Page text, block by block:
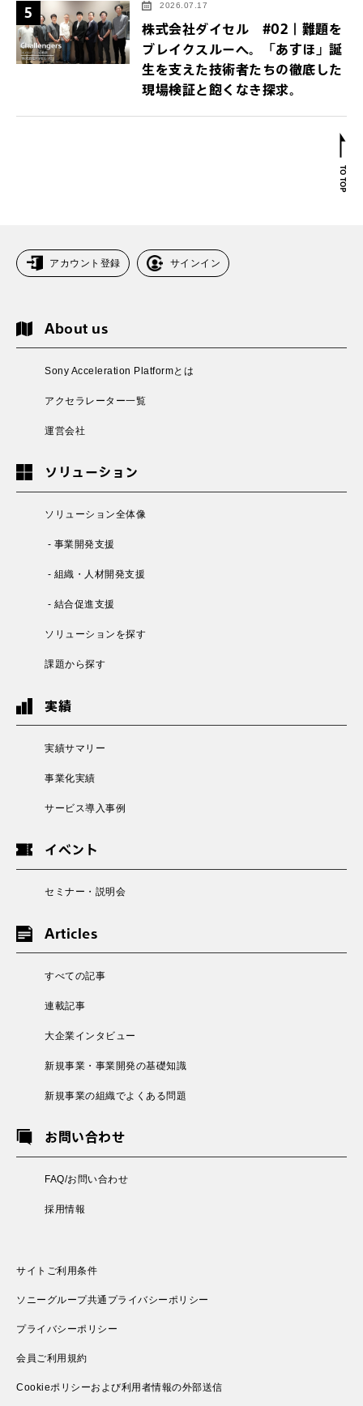
5 2026.07.17
株式会社ダイセル #02｜難題を
ブレイクスルーへ。「あすほ」誕
生を支えた技術者たちの徹底した
現場検証と飽くなき探求。
アカウント登録 サインイン
About us
Sony Acceleration Platformとは
アクセラレーター一覧
運営会社
ソリューション
ソリューション全体像
- 事業開発支援
- 組織・人材開発支援
- 結合促進支援
ソリューションを探す
課題から探す
実績
実績サマリー
事業化実績
サービス導入事例
イベント
セミナー・説明会
Articles
すべての記事
連載記事
大企業インタビュー
新規事業・事業開発の基礎知識
新規事業の組織でよくある問題
お問い合わせ
FAQ/お問い合わせ
採用情報
サイトご利用条件
ソニーグループ共通プライバシーポリシー
プライバシーポリシー
会員ご利用規約
Cookieポリシーおよび利用者情報の外部送信